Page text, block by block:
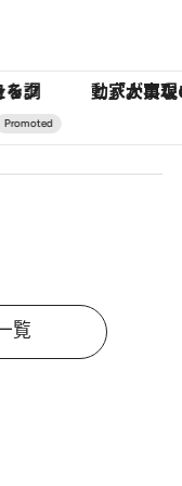
動家が実現させたナイジェリアの自然環境の復活 ヴァシュロン・コンスタンタ
覧